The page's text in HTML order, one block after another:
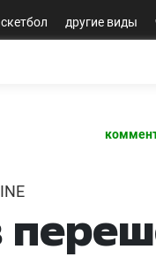
другие виды